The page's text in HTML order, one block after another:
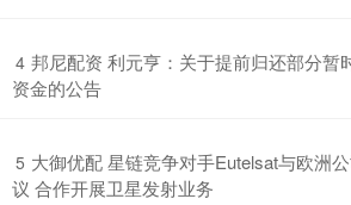
4 邦尼配资 利元亨：关于提前归还部分暂
资金的公告
5 大御优配 星链竞争对手Eutelsat与欧洲
议 合作开展卫星发射业务